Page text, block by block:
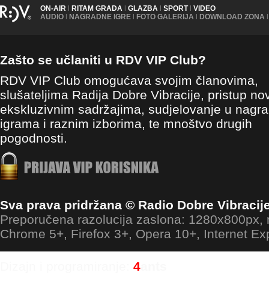
ON-AIR | RITAM GRADA | GLAZBA | SPORT | VIDEO
AUDIO | NAGRADNE IGRE | FOTO GALERIJA | DOWNLOAD ZONA |
Zašto se učlaniti u RDV VIP Club?
RDV VIP Club omogućava svojim članovima,
slušateljima Radija Dobre Vibracije, pristup
ekskluzivnim sadržajima, sudjelovanje u
igrama i raznim izborima, te mnoštvo drugih
pogodnosti.
Sva prava pridržana © Radio Dobre
Preporučena razolucija zaslona: 1280x800px,
Chrome 5+, Firefox 3+, Opera 10+, Internet
4